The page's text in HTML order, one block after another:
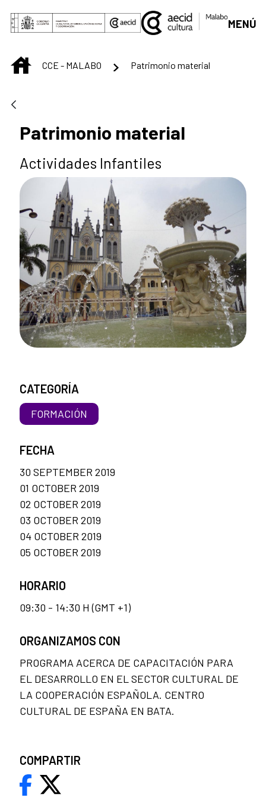
Skip to Main Content
MENÚ
INICIOCCE - MALABO Patrimonio material
Patrimonio material
Actividades Infantiles
CATEGORÍA
FORMACIÓN
FECHA
30 SEPTEMBER 2019
01 OCTOBER 2019
02 OCTOBER 2019
03 OCTOBER 2019
04 OCTOBER 2019
05 OCTOBER 2019
HORARIO
09:30 - 14:30 H (GMT +1)
ORGANIZAMOS CON
PROGRAMA ACERCA DE CAPACITACIÓN PARA
EL DESARROLLO EN EL SECTOR CULTURAL DE
LA COOPERACIÓN ESPAÑOLA. CENTRO
CULTURAL DE ESPAÑA EN BATA.
COMPARTIR